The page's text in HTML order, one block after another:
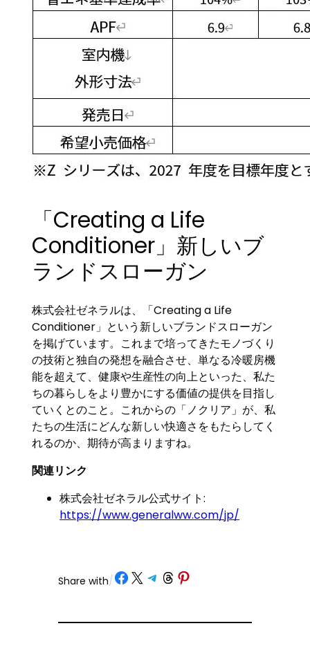
「Creating a Life
Conditioner」新しいブ
ランドスローガン
株式会社ゼネラルは、「Creating a Life
Conditioner」という新しいブランドスローガン
を掲げています。これまで培ってきたモノづくり
の技術と独自の発想を融合させ、単なる冷暖房機
能を超えて、健康や生産性の向上といった、私た
ちの暮らしをより豊かにする価値の提供を目指し
ていくとのこと。これからの「ノクリア」が、私
たちの生活にどんな新しい快適さをもたらしてく
れるのか、期待が高まりますね。
関連リンク
株式会社ゼネラル公式サイト:
https://www.generalww.com/jp/
Share with/ Share on Facebook
Share on X Share on Telegram
Share on Threads
Share on Pinterest